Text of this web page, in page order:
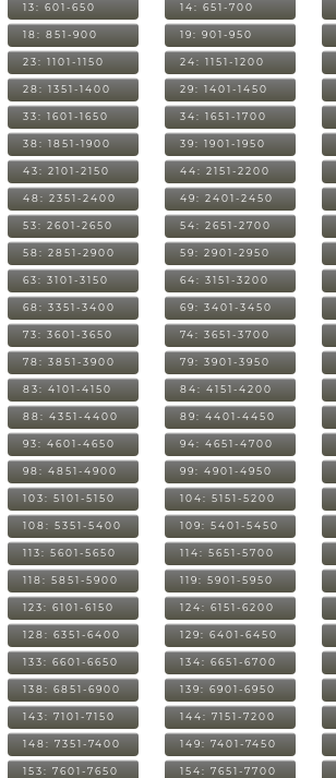
13: 601-650 14: 651-700
18: 851-900 19: 901-950
23: 1101-1150 24: 1151-1200
28: 1351-1400 29: 1401-1450
33: 1601-1650 34: 1651-1700
38: 1851-1900 39: 1901-1950
43: 2101-2150 44: 2151-2200
48: 2351-2400 49: 2401-2450
53: 2601-2650 54: 2651-2700
58: 2851-2900 59: 2901-2950
63: 3101-3150 64: 3151-3200
68: 3351-3400 69: 3401-3450
73: 3601-3650 74: 3651-3700
78: 3851-3900 79: 3901-3950
83: 4101-4150 84: 4151-4200
88: 4351-4400 89: 4401-4450
93: 4601-4650 94: 4651-4700
98: 4851-4900 99: 4901-4950
103: 5101-5150 104: 5151-5200
108: 5351-5400 109: 5401-5450
113: 5601-5650 114: 5651-5700
118: 5851-5900 119: 5901-5950
123: 6101-6150 124: 6151-6200
128: 6351-6400 129: 6401-6450
133: 6601-6650 134: 6651-6700
138: 6851-6900 139: 6901-6950
143: 7101-7150 144: 7151-7200
148: 7351-7400 149: 7401-7450
153: 7601-7650 154: 7651-7700